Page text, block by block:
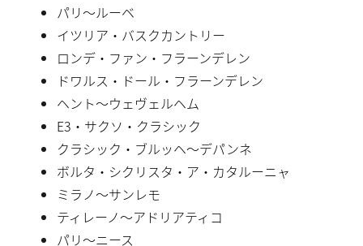
パリ〜ルーベ
イツリア・バスクカントリー
ロンデ・ファン・フラーンデレン
ドワルス・ドール・フラーンデレン
ヘント〜ウェヴェルヘム
E3・サクソ・クラシック
クラシック・ブルッヘ〜デパンネ
ボルタ・シクリスタ・ア・カタルーニャ
ミラノ〜サンレモ
ティレーノ〜アドリアティコ
パリ〜ニース